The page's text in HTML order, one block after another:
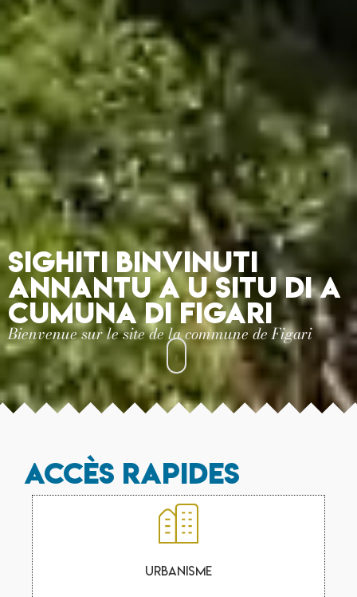
Sighiti binvinuti
annantu a u situ di a
cumuna di figari
Bienvenue sur le site de la commune de Figari
accès Rapides
Urbanisme